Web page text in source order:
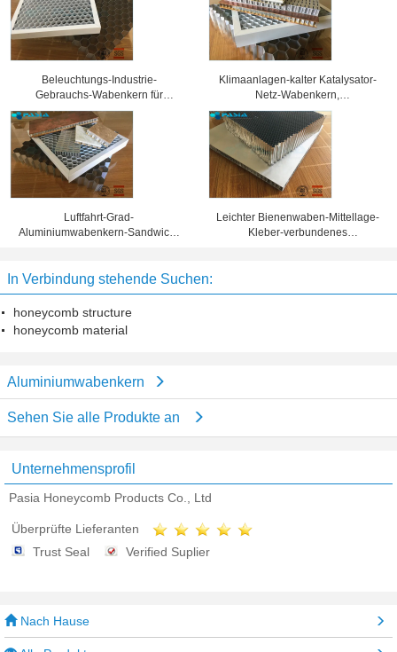
Beleuchtungs-Industrie-
Gebrauchs-Wabenkern für
verschiedene Ausstellungs-
Scheinwerfer-Gitter
Klimaanlagen-kalter Katalysator-
Netz-Wabenkern,
Aluminiumbienenwaben-Platten
Luftfahrt-Grad-
Aluminiumwabenkern-Sandwich-
Leichter Bienenwaben-Mittellage-
Kleber-verbundenes
In Verbindung stehende Suchen:
honeycomb structure
honeycomb material
Aluminiumwabenkern
Sehen Sie alle Produkte an
Unternehmensprofil
Pasia Honeycomb Products Co., Ltd
Überprüfte Lieferanten
Trust Seal
Verified Suplier
Nach Hause